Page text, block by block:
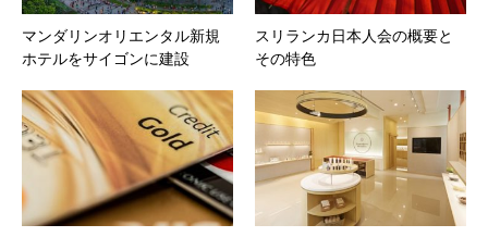
マンダリンオリエンタル新規
ホテルをサイゴンに建設
スリランカ日本人会の概要と
その特色